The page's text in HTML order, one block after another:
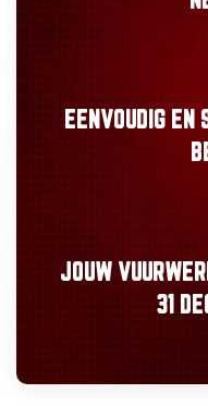
EENVOUDIGEN
JOUW
31